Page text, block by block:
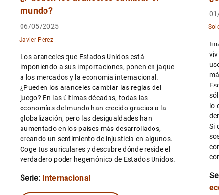
mundo?
06/05/2025
Javier Pérez
Los aranceles que Estados Unidos está
imponiendo a sus importaciones, ponen en jaque
a los mercados y la economía internacional.
¿Pueden los aranceles cambiar las reglas del
juego? En las últimas décadas, todas las
economías del mundo han crecido gracias a la
globalización, pero las desigualdades han
aumentado en los países más desarrollados,
creando un sentimiento de injusticia en algunos.
Coge tus auriculares y descubre dónde reside el
verdadero poder hegemónico de Estados Unidos.
Serie: Internacional
lo
Si